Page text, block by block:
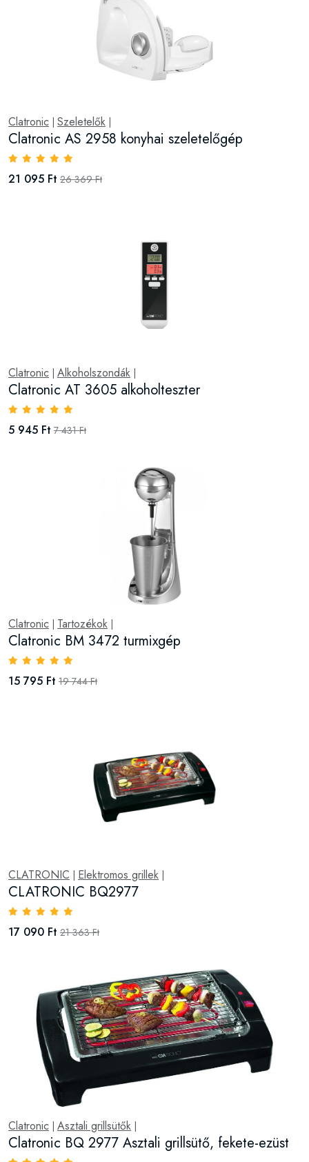
Clatronic Szeletelők
Clatronic AS 2958 konyhai szeletelőgép
21 095 Ft 26 369 Ft
Clatronic Alkoholszondák
Clatronic AT 3605 alkoholteszter
5 945 Ft 7 431 Ft
Clatronic Tartozékok
Clatronic BM 3472 turmixgép
15 795 Ft 19 744 Ft
CLATRONIC Elektromos grillek
CLATRONIC BQ2977
17 090 Ft 21 363 Ft
Clatronic Asztali grillsütők
Clatronic BQ 2977 Asztali grillsütő, fekete-ezüst